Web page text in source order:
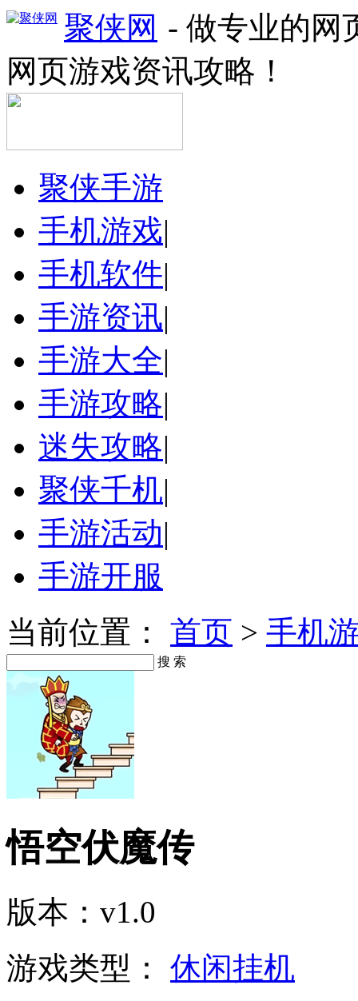
聚侠网 - 做专业的网
网页游戏资讯攻略！
聚侠手游
手机游戏|
手机软件|
手游资讯|
手游大全|
手游攻略|
迷失攻略|
聚侠千机|
手游活动|
手游开服
当前位置： 首页 > 手机
搜 索
悟空伏魔传
版本：v1.0
游戏类型： 休闲挂机